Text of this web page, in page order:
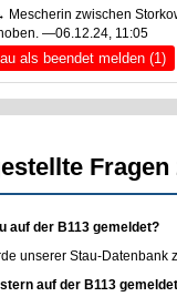
zwischen
—06.12.24, 11:05
als beendet melden (1)
auf der B113 gemeldet?
unserer Stau-
auf der B113